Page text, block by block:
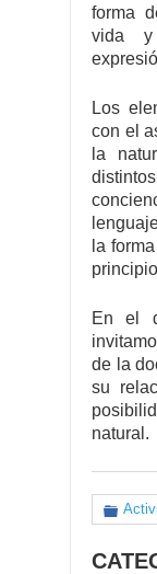
forma
vida y
Los
con el
la
la
En el
de la
su
natural.